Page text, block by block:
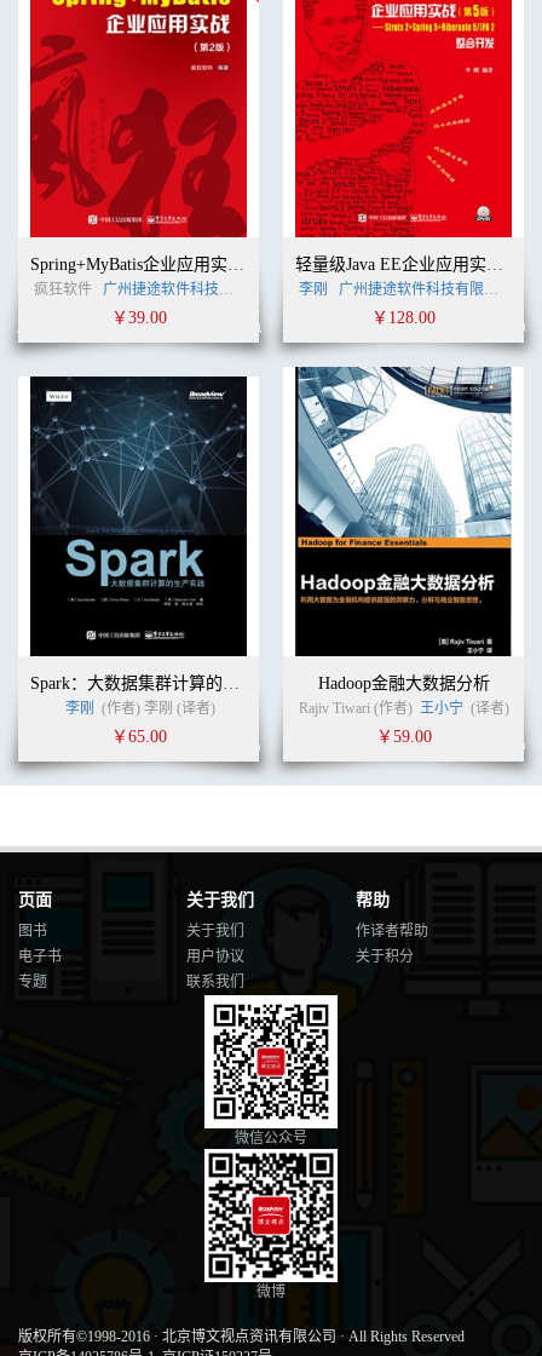
Spring+MyBatis企业应用实战（第2版）
疯狂软件 广州捷途软件科技有限公司 李刚 (作者)
￥39.00
轻量级Java EE企业应用实战（第5版）——Struts 2+Spring 5+Hibernate 5/JPA 2整合开发
李刚 广州捷途软件科技有限公司
￥128.00
Spark：大数据集群计算的生产实践
李刚 (作者) 李刚 (译者)
￥65.00
Hadoop金融大数据分析
Rajiv Tiwari (作者) 王小宁 (译者)
￥59.00
页面
图书
电子书
专题
关于我们
关于我们
用户协议
联系我们
帮助
作译者帮助
关于积分
微信公众号
微博
版权所有©1998-2016 · 北京博文视点资讯有限公司 · All Rights Reserved